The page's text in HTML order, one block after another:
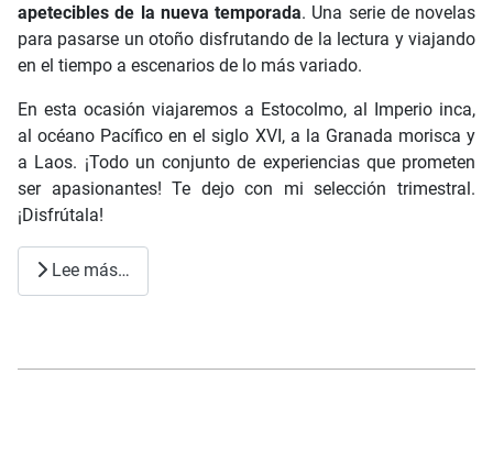
apetecibles de la nueva temporada. Una serie de novelas
para pasarse un otoño disfrutando de la lectura y viajando
en el tiempo a escenarios de lo más variado.
En esta ocasión viajaremos a Estocolmo, al Imperio inca,
al océano Pacífico en el siglo XVI, a la Granada morisca y
a Laos. ¡Todo un conjunto de experiencias que prometen
ser apasionantes! Te dejo con mi selección trimestral.
¡Disfrútala!
Lee más…